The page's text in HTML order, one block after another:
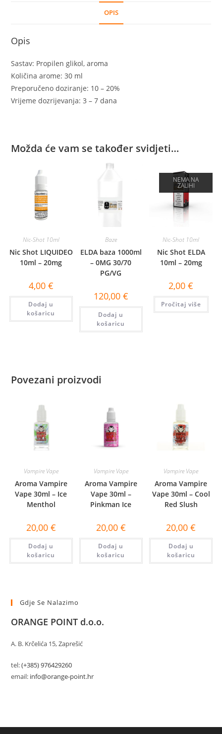
OPIS
Opis
Sastav: Propilen glikol, aroma
Količina arome: 30 ml
Preporučeno doziranje: 10 – 20%
Vrijeme dozrijevanja: 3 – 7 dana
Možda će vam se također svidjeti…
Nic-Shot 10ml
Nic Shot LIQUIDEO
10ml – 20mg
4,00 €
Dodaj u
košaricu
Baze
ELDA baza 1000ml
– 0MG 30/70
PG/VG
120,00 €
Dodaj u
košaricu
NEMA NA
ZALIHI
Nic-Shot 10ml
Nic Shot ELDA
10ml – 20mg
2,00€
Pročitaj više
Povezani proizvodi
Vampire Vape
Aroma Vampire
Vape 30ml – Ice
Menthol
20,00 €
Dodaj u
košaricu
Vampire Vape
Aroma Vampire
Vape 30ml –
Pinkman Ice
20,00 €
Dodaj u
košaricu
Vampire Vape
Aroma Vampire
Vape 30ml – Cool
Red Slush
20,00€
Dodaj u
košaricu
Gdje Se Nalazimo
ORANGE POINT d.o.o.
A. B. Krčelića 15, Zaprešić
tel:(+385) 976429260
email: info@orange-point.hr